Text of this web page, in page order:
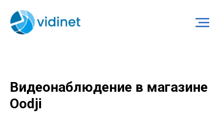
Видеонаблюдение в магазине
Oodji